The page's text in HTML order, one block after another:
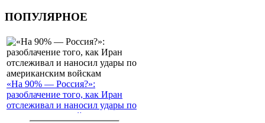
ПОПУЛЯРНОЕ
«На 90% — Россия?»:
разоблачение того, как Иран
отслеживал и наносил удары по
американским войскам